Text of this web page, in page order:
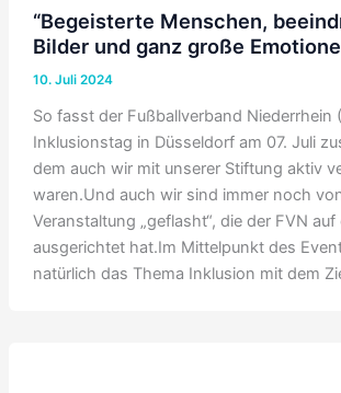
“Begeisterte Menschen,
Bilder und ganz große
10. Juli 2024
So fasst der Fußballverband Niederrhein
Inklusionstag in Düsseldorf am 07. Juli
dem auch wir mit unserer Stiftung aktiv
waren.Und auch wir sind immer noch
Veranstaltung „geflasht“, die der FVN
ausgerichtet hat.Im Mittelpunkt des
natürlich das Thema Inklusion mit dem